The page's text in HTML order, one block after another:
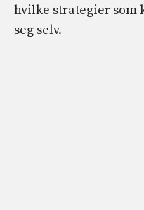
hvilke strategier som
seg selv.